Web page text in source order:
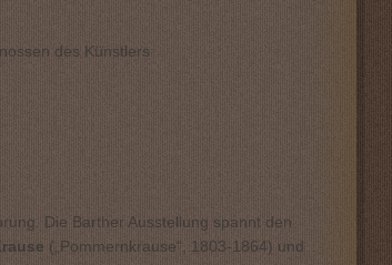
des Künstlers
Die Barther Ausstellung spannt den
(„Pommernkrause“, 1803-1864) und